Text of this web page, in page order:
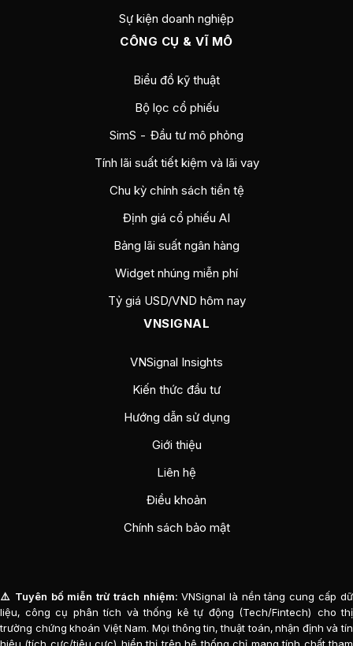
Sự kiện doanh nghiệp
CÔNG CỤ & VĨ MÔ
Biểu đồ kỹ thuật
Bộ lọc cổ phiếu
SimS - Đầu tư mô phỏng
Tính lãi suất tiết kiệm và lãi vay
Chu kỳ chính sách tiền tệ
Định giá cổ phiếu AI
Bảng lãi suất ngân hàng
Widget nhúng miễn phí
Tỷ giá USD/VND hôm nay
VNSIGNAL
VNSignal Insights
Kiến thức đầu tư
Hướng dẫn sử dụng
Giới thiệu
Liên hệ
Điều khoản
Chính sách bảo mật
⚠️ Tuyên bố miễn trừ trách nhiệm: VNSignal là nền tảng cung cấp dữ
liệu, công cụ phân tích và thống kê tự động (Tech/Fintech) cho thị
trường chứng khoán Việt Nam. Mọi thông tin, thuật toán, nhận định và tín